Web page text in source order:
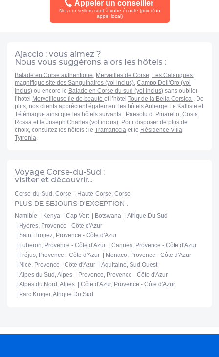
bien situé, avec possibilité train et bus. On reviendra.
Appeler un conseiller
Nos conseillers sont à votre écoute (prix d'un
appel local)
Ajaccio : vous aimez ?
Nous vous suggérons alors les hôtels :
Balade en Corse authentique, Merveilles de Corse, Les Calanques,
magnifique site des Sanguinaires (vol inclus), Campo Dell'Oro (vol
inclus) ou encore le Balade en Corse du sud (vol inclus) sans oublier
l’hôtel
Merveilleuse île de beauté et l’hôtel Tour de la Bella Corsica . De
plus, nos clients apprécient également les hôtelsAuberge Le Kalliste et
Télémaque ainsi que les hôtels suivants : Paesolu di Pinarello, Costa
Rossa et le Joseph Charles (vol inclus). Pour disposer de plus de
choix, consultez les hôtels : le Tramariccia et le Résidence Villa
Tyrrenia.
Voyage Corse-du-Sud :
visiter et découvrir...
Corse-du-Sud, Corse Haute-Corse, Corse
PLUS DE SEJOURS D'EXCEPTION :
Namibie Kenya Cap Vert Botswana
Afrique Du Sud
Hyères, Provence - Côte d'Azur
Saint Tropez, Provence - Côte d'Azur
Luberon, Provence - Côte d'Azur
Cannes, Provence - Côte d'Azur
Fréjus, Provence - Côte d'Azur
Monaco, Provence - Côte d'Azur
Nice, Provence - Côte d'Azur
Aquitaine, Sud Ouest
Alpes du Sud, Alpes
Provence, Provence - Côte d'Azur
Alpes du Nord, Alpes
Côte d'Azur, Provence - Côte d'Azur
Parc Kruger, Afrique Du Sud